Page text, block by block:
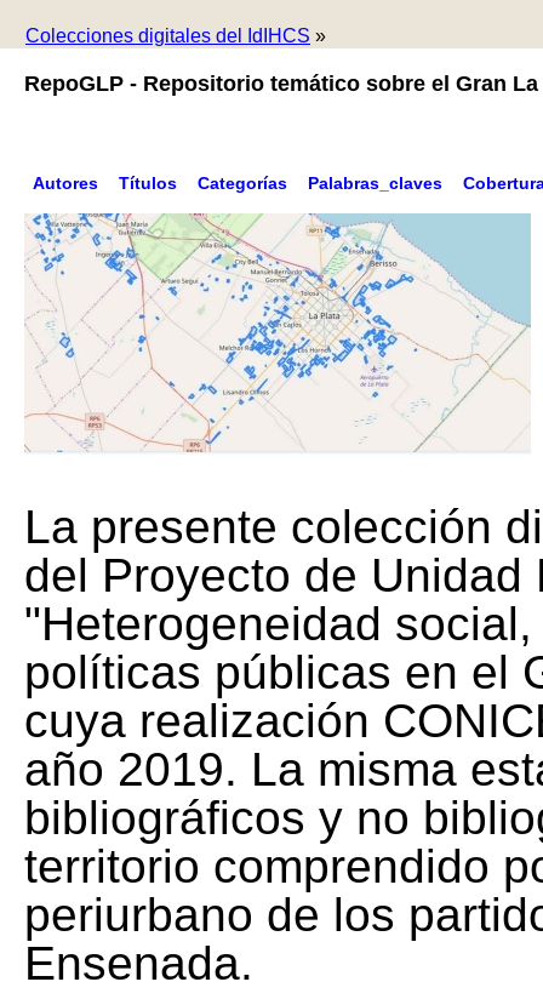
Colecciones digitales del IdIHCS »
RepoGLP - Repositorio temático sobre el Gran La
Autores Títulos Categorías Palabras_claves
La presente colección
del Proyecto de Unidad
"Heterogeneidad
políticas públicas en el
cuya realización
año 2019. La misma
bibliográficos y no
territorio comprendido
periurbano de los
Ensenada.